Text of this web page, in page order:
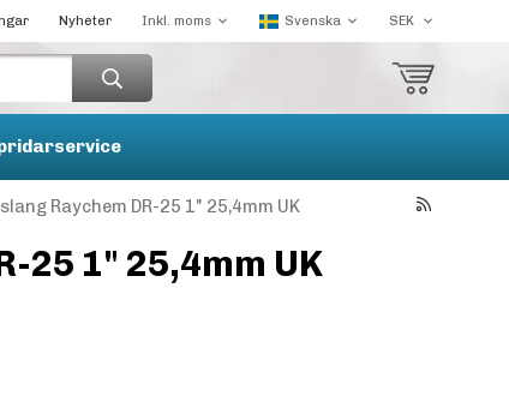
Nyheter
Raychem DR-25 1" 25,4mm UK
25 1" 25,4mm UK